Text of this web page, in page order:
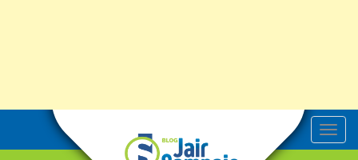
T
o